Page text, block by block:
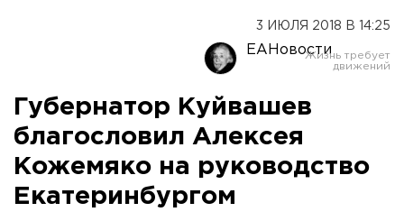
3 ИЮЛЯ 2018 В 14:25
ЕАНовости
Губернатор Куйвашев
благословил Алексея
Кожемяко на руководство
Екатеринбургом